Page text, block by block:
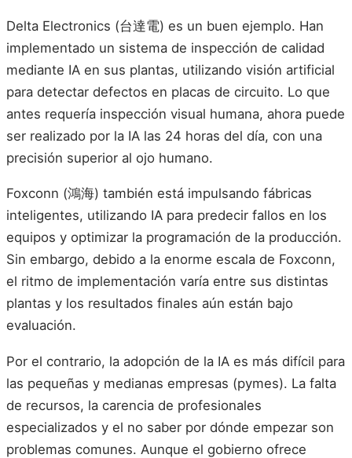
Delta Electronics (台達電) es un buen ejemplo. Han
implementado un sistema de inspección de calidad
mediante IA en sus plantas, utilizando visión artificial
para detectar defectos en placas de circuito. Lo que
antes requería inspección visual humana, ahora puede
ser realizado por la IA las 24 horas del día, con una
precisión superior al ojo humano.
Foxconn (鴻海) también está impulsando fábricas
inteligentes, utilizando IA para predecir fallos en los
equipos y optimizar la programación de la producción.
Sin embargo, debido a la enorme escala de Foxconn,
el ritmo de implementación varía entre sus distintas
plantas y los resultados finales aún están bajo
evaluación.
Por el contrario, la adopción de la IA es más difícil para
las pequeñas y medianas empresas (pymes). La falta
de recursos, la carencia de profesionales
especializados y el no saber por dónde empezar son
problemas comunes. Aunque el gobierno ofrece